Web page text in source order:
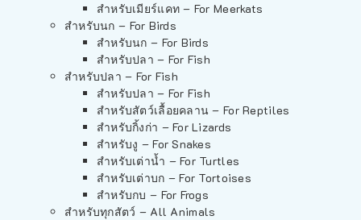
สำหรับเมียร์แคท – For Meerkats
สำหรับนก – For Birds
สำหรับนก – For Birds
สำหรับปลา – For Fish
สำหรับปลา – For Fish
สำหรับปลา – For Fish
สำหรับสัตว์เลื้อยคลาน – For Reptiles
สำหรับกิ้งก่า – For Lizards
สำหรับงู – For Snakes
สำหรับเต่าน้ำ – For Turtles
สำหรับเต่าบก – For Tortoises
สำหรับกบ – For Frogs
สำหรับทุกสัตว์ – All Animals